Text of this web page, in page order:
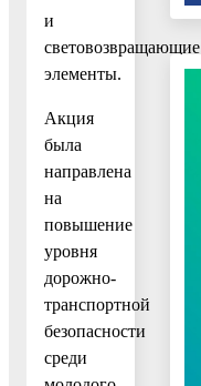
и
световозвращающие
элементы.
Акция
была
направлена
на
повышение
уровня
дорожно-
транспортной
безопасности
среди